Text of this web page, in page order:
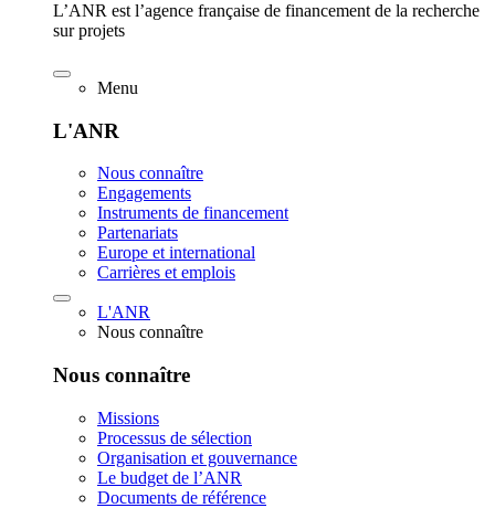
L’ANR est l’agence française de financement de la recherche
sur projets
Menu
L'ANR
Nous connaître
Engagements
Instruments de financement
Partenariats
Europe et international
Carrières et emplois
L'ANR
Nous connaître
Nous connaître
Missions
Processus de sélection
Organisation et gouvernance
Le budget de l’ANR
Documents de référence